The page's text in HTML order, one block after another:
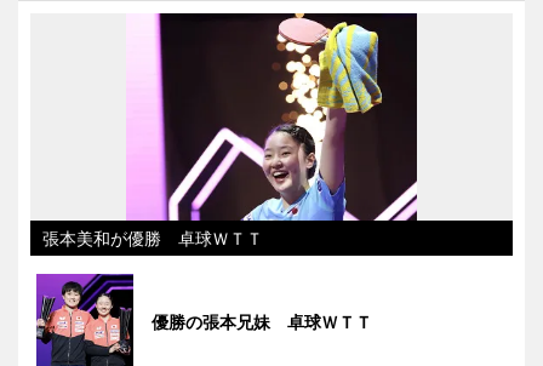
張本美和が優勝 卓球ＷＴＴ
優勝の張本兄妹 卓球ＷＴＴ